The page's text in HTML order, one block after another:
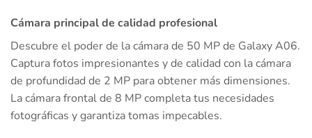
Cámara principal de calidad profesional
Descubre el poder de la cámara de 50 MP de Galaxy A06.
Captura fotos impresionantes y de calidad con la cámara
de profundidad de 2 MP para obtener más dimensiones.
La cámara frontal de 8 MP completa tus necesidades
fotográficas y garantiza tomas impecables.